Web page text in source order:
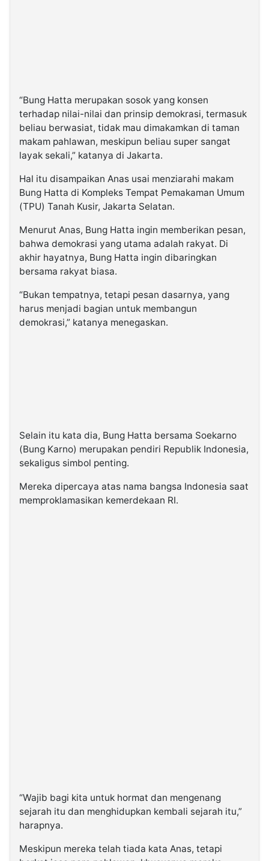
“Bung Hatta merupakan sosok yang konsen
terhadap nilai-nilai dan prinsip demokrasi, termasuk
beliau berwasiat, tidak mau dimakamkan di taman
makam pahlawan, meskipun beliau super sangat
layak sekali,” katanya di Jakarta.
Hal itu disampaikan Anas usai menziarahi makam
Bung Hatta di Kompleks Tempat Pemakaman Umum
(TPU) Tanah Kusir, Jakarta Selatan.
Menurut Anas, Bung Hatta ingin memberikan pesan,
bahwa demokrasi yang utama adalah rakyat. Di
akhir hayatnya, Bung Hatta ingin dibaringkan
bersama rakyat biasa.
“Bukan tempatnya, tetapi pesan dasarnya, yang
harus menjadi bagian untuk membangun
demokrasi,” katanya menegaskan.
Selain itu kata dia, Bung Hatta bersama Soekarno
(Bung Karno) merupakan pendiri Republik Indonesia,
sekaligus simbol penting.
Mereka dipercaya atas nama bangsa Indonesia saat
memproklamasikan kemerdekaan RI.
“Wajib bagi kita untuk hormat dan mengenang
sejarah itu dan menghidupkan kembali sejarah itu,”
harapnya.
Meskipun mereka telah tiada kata Anas, tetapi